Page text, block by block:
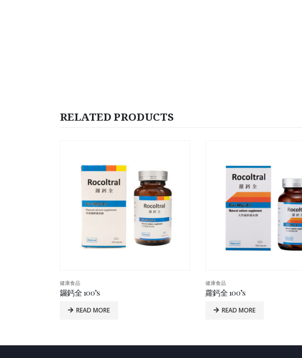
RELATED PRODUCTS
健康食品
鑼鈣全 100’s
READ MORE
健康食品
蘿鈣全 100’s
READ MORE